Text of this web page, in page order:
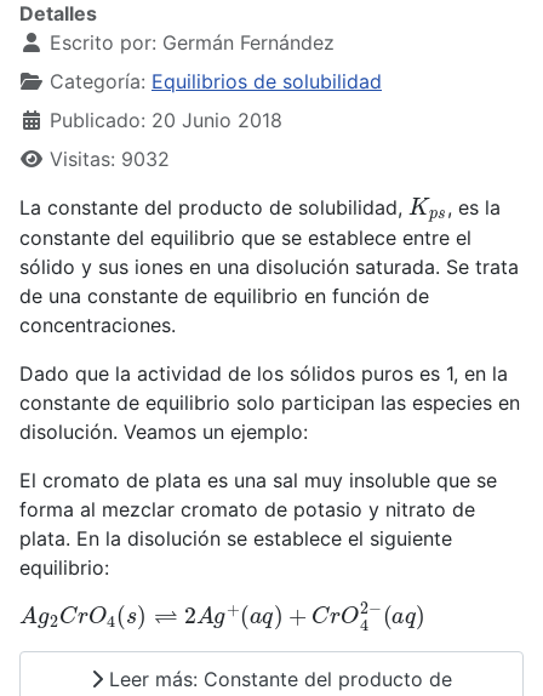
Detalles
Escrito por: Germán Fernández
Categoría: Equilibrios de solubilidad
Publicado: 20 Junio 2018
Visitas: 9032
La constante del producto de solubilidad, Kp
, es la
constante del equilibrio que se establece entre el
sólido y sus iones en una disolución saturada. Se trata
de una constante de equilibrio en función de
concentraciones.
Dado que la actividad de los sólidos puros es 1, en la
constante de equilibrio solo participan las especies en
disolución. Veamos un ejemplo:
El cromato de plata es una sal muy insoluble que se
forma al mezclar cromato de potasio y nitrato de
plata. En la disolución se establece el siguiente
equilibrio:
A C O 4( s 2A g + a )+ rO 42−
a
Leer más: Constante del producto de